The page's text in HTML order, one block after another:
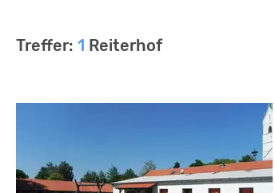
Treffer: 1 Reiterhof